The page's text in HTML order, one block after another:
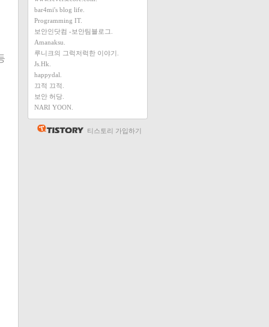
bar4mi's blog life.
Programming IT.
보안인닷컴 -보안팀블로그.
Amanaksu.
루니크의 그럭저럭한 이야기.
Js.Hk.
happydal.
끄적 끄적.
보안 허당.
NARI YOON.
티스토리 가입하기